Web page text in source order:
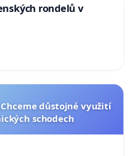
rondelů v
Chceme důstojné využití
schodech